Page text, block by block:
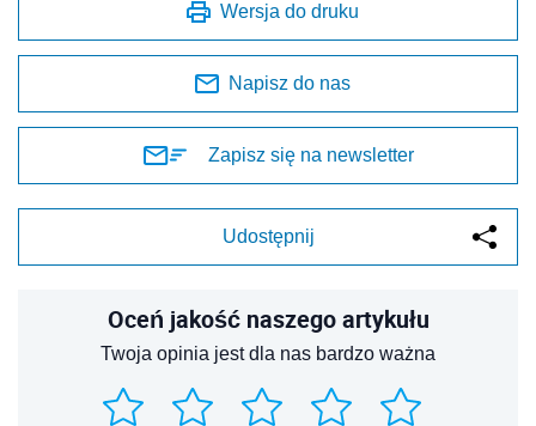
Wersja do druku
Napisz do nas
Zapisz się na newsletter
Udostępnij
Oceń jakość naszego artykułu
Twoja opinia jest dla nas bardzo ważna